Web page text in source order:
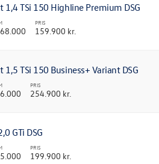
1,4 TSi 150 Highline Premium DSG
PRIS
159.900 kr.
1,5 TSi 150 Business+ Variant DSG
PRIS
254.900 kr.
GTi DSG
PRIS
199.900 kr.